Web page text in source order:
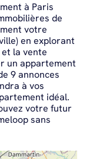
à Paris
de
votre
en explorant
la vente
un appartement
9 annonces
à vos
idéal.
votre futur
sans